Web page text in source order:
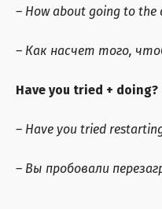
– How about going to the
– Как насчет того,
Have you tried + doing?
– Have you tried
– Вы пробовали